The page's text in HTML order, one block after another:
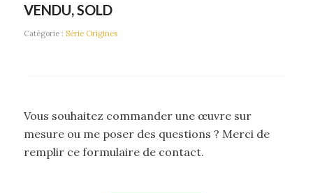
VENDU, SOLD
Catégorie : Série Origines
Vous souhaitez commander une œuvre sur
mesure ou me poser des questions ? Merci de
remplir ce formulaire de contact.